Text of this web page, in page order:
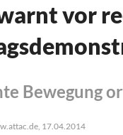
vor
Bewegung
17.04.2014